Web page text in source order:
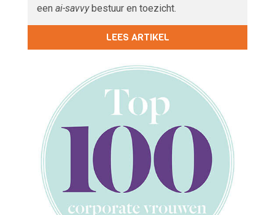
een ai-savvybestuur en toezicht.
LEES ARTIKEL